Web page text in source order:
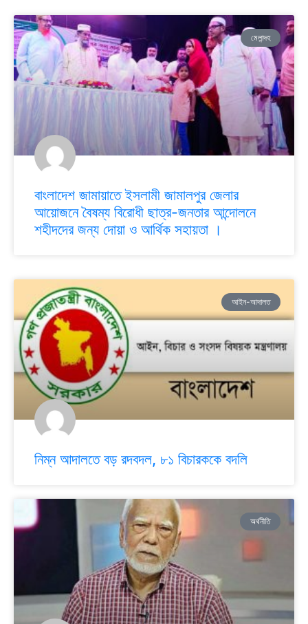
মেলান্দহ
বাংলাদেশ জামায়াতে ইসলামী জামালপুর জেলার
আয়োজনে বৈষম্য বিরোধী ছাত্র-জনতার আন্দোলনে
শহীদদের জন্য দোয়া ও আর্থিক সহায়তা ।
আইন-আদালত
নিম্ন আদালতে বড় রদবদল, ৮১ বিচারককে বদলি
অর্থনীতি